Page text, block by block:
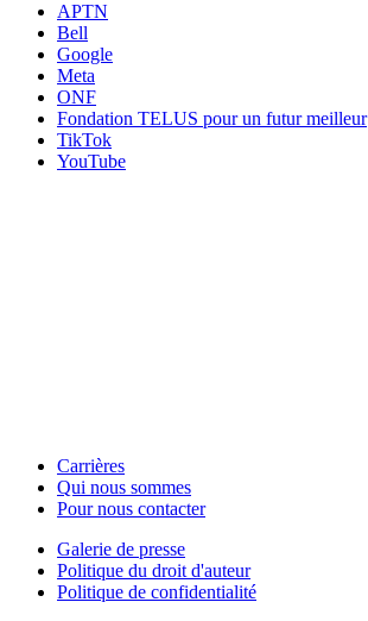
APTN
Bell
Google
Meta
ONF
Fondation TELUS pour un futur meilleur
TikTok
YouTube
Footer
This
Site
Carrières
Qui nous sommes
Pour nous contacter
Footer
Galerie de presse
Politique du droit d'auteur
Politique de confidentialité